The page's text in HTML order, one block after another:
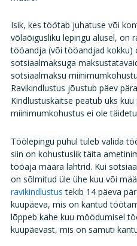
Isik, kes töötab juhatuse või
võlaõigusliku lepingu alusel, on
tööandja (või tööandjad kokku)
sotsiaalmaksuga
sotsiaalmaksu
Ravikindlustus jõustub päev
Kindlustuskaitse peatub üks
miinimumkohustus ei ole
Töölepingu puhul tuleb valida
siin on kohustuslik täita
tööaja määra lahtrid. Kui
on sõlmitud üle ühe kuu või
ravikindlustus tekib 14 päeva
kuupäeva, mis on kantud
lõppeb kahe kuu möödumisel
kuupäevast, mis on samuti